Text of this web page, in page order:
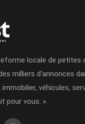
locale de petites
milliers d’annonces
véhicules,
pour vous. »